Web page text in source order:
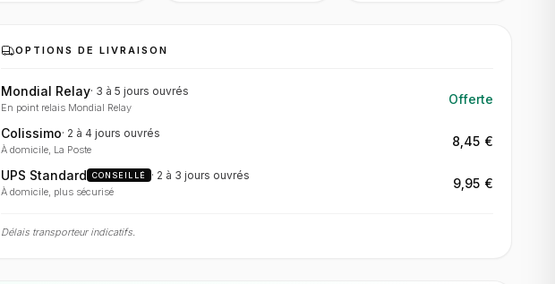
OPTIONS DE LIVRAISON
Mondial Relay· 3 à 5 jours ouvrés
En point relais Mondial Relay
Offerte
Colissimo· 2 à 4 jours ouvrés
À domicile, La Poste
8,45 €
UPS Standard CONSEILLÉ · 2 à 3 jours ouvrés
À domicile, plus sécurisé
9,95 €
Délais transporteur indicatifs.